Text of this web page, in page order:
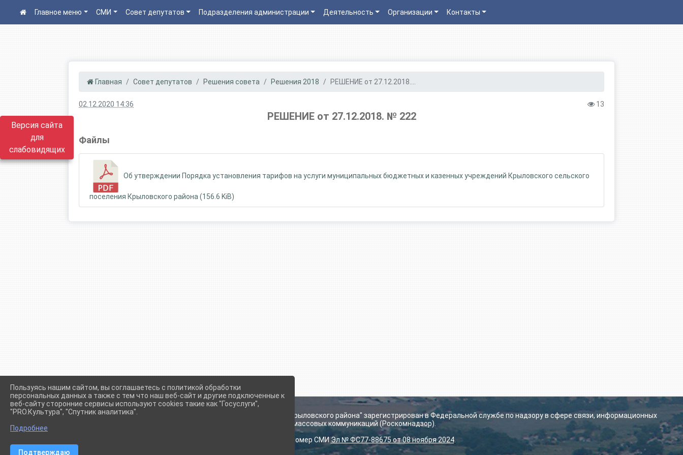
Версия сайта
для
слабовидящих
Главное меню СМИ Совет депутатов Подразделения администрации Деятельность Организации Контакты
Главная Совет депутатов Решения совета Решения 2018 РЕШЕНИЕ от 27.12.2018....
02.12.2020 14:36 13
РЕШЕНИЕ от 27.12.2018. № 222
Файлы
Об утверждении Порядка установления тарифов на услуги муниципальных бюджетных и казенных учреждений Крыловского сельского
поселения Крыловского района (156.6 KiB)
Сетевое издание (сайт) "Администрации Крыловского сельского поселения Крыловского района" зарегистрирован в Федеральной службе по надзору в сфере связи, информационных
технологий и массовых коммуникаций (Роскомнадзор).
Регистрационный номер СМИЭл № ФС77-88675 от 08 ноября 2024.
Пользуясь нашим сайтом, вы соглашаетесь с политикой обработки
персональных данных а также с тем что наш веб-сайт и другие подключенные к
веб-сайту сторонние сервисы используют cookies такие как "Госуслуги",
"PRO.Культура", "Спутник аналитика".
Подробнее
Подтверждаю